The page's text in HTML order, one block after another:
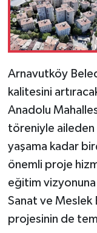
Arnavutköy
kalitesini
Anadolu
töreniyle aileden
yaşama kadar
önemli proje
eğitim
Sanat ve Meslek
projesinin de